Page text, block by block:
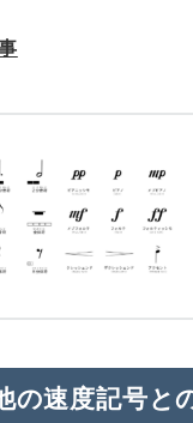
の速度記号と